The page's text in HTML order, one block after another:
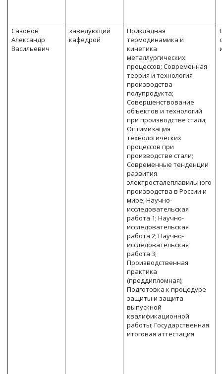
Сазонов
Александр
Васильевич
заведующий
кафедрой
Прикладная
термодинамика и
кинетика
металлургических
процессов; Современная
теория и технология
производства
полупродукта;
Совершенствование
объектов и технологий
при производстве стали;
Оптимизация
технологических
процессов при
производстве стали;
Современные тенденции
развития
электросталеплавильного
производства в России и
мире; Научно-
исследовательская
работа 1; Научно-
исследовательская
работа 2; Научно-
исследовательская
работа 3;
Производственная
практика
(преддипломная);
Подготовка к процедуре
защиты и защита
выпускной
квалификационной
работы; Государственная
итоговая аттестация